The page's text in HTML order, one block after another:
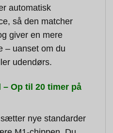
automatisk
så den matcher
giver en mere
– uanset om du
udendørs.
Op til 20 timer på
nye standarder